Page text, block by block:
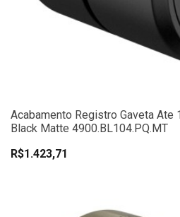
Acabamento Registro Gaveta Ate
Black Matte 4900.BL104.PQ.MT
R$1.423,71